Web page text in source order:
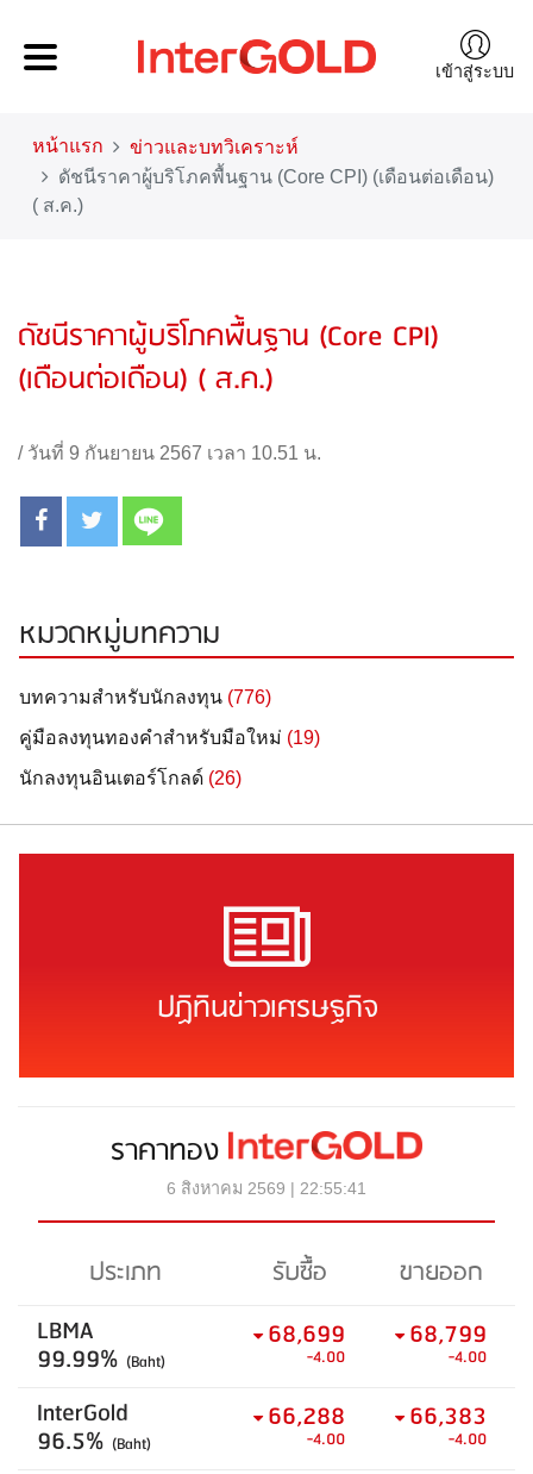
เข้าสู่ระบบ
หน้าแรก
ข่าวและบทวิเคราะห์
ดัชนีราคาผู้บริโภคพื้นฐาน (Core CPI) (เดือนต่อเดือน)
( ส.ค.)
ดัชนีราคาผู้บริโภคพื้นฐาน (Core CPI)
(เดือนต่อเดือน) ( ส.ค.)
/ วันที่ 9 กันยายน 2567 เวลา 10.51 น.
หมวดหมู่บทความ
บทความสำหรับนักลงทุน (776)
คู่มือลงทุนทองคำสำหรับมือใหม่ (19)
นักลงทุนอินเตอร์โกลด์ (26)
ปฏิทินข่าวเศรษฐกิจ
ราคาทอง
6 สิงหาคม 2569 | 22:55:41
ประเภท รับซื้อ
ขายออก
LBMA
99.99% (Baht)
68,699
-4.00
68,799
-4.00
InterGold
96.5% (Baht)
66,288
-4.00
66,383
-4.00